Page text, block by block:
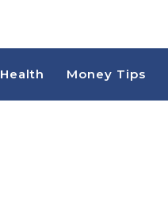
Health Money Tips